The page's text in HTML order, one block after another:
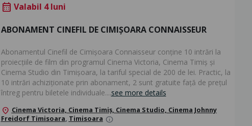
calendar_month Valabil 4 luni
ABONAMENT CINEFIL DE CIMIȘOARA CONNAISSEUR
Abonamentul Cinefil de Cimișoara Connaisseur conține 10 intrări la
proiecțiile de film din programul Cinema Victoria, Cinema Timiș și
Cinema Studio din Timișoara, la tariful special de 200 de lei. Practic, la
10 intrări achiziționate prin abonament, 2 sunt gratuite față de prețul
întreg pentru biletele individuale....see more details
location_on Cinema Victoria, Cinema Timiș, Cinema Studio, Cinema Johnny
Freidorf Timisoara, Timisoara info